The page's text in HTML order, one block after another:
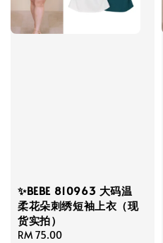
✨BEBE 810963 大码温
柔花朵刺绣短袖上衣（现
货实拍）
Regular
RM 75.00